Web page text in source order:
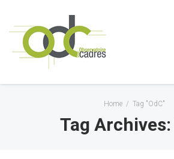
Home / Tag "OdC"
Tag Archives: